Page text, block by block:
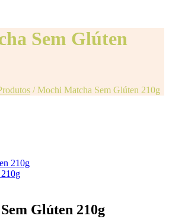
Sem Glúten
/Mochi Matcha Sem Glúten 210g
Glúten 210g